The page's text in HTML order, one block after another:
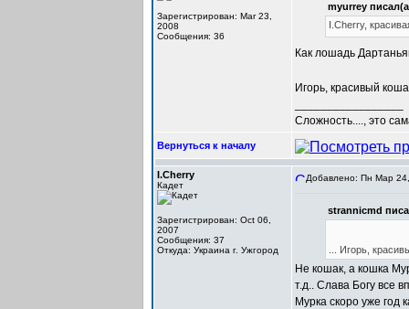
Зарегистрирован: Mar 23,
2008
Сообщения: 36
myurrey
I.Cherry,
Как лошадь
Игорь, красивый
Сложность...., это
Вернуться к началу
I.Cherry
Кадет
Зарегистрирован: Oct 06,
2007
Сообщения: 37
Откуда: Украина г. Ужгород
Добавлено: Пн Мар
strannicmd
... Игорь,
Не кошак, а кошка
т.д.. Слава Богу все
Мурка скоро уже год